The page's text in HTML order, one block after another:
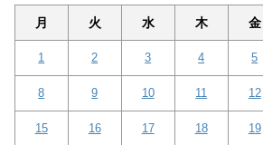
月 火 水 木 金
1 2 3 4 5
8 9 10 11 12
15 16 17 18 19